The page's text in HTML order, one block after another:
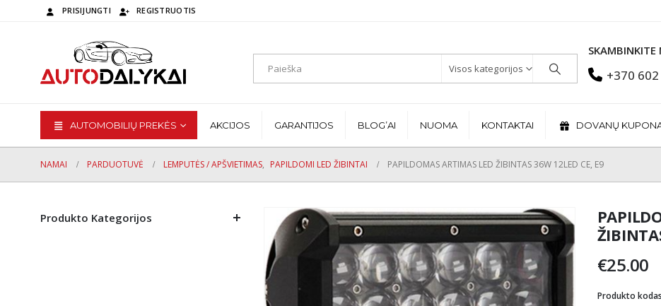
PRISIJUNGTI REGISTRUOTIS
Visos kategorijos
SKAMBINKITE
+370
AUTOMOBILIŲ PREKĖS AKCIJOS GARANTIJOS BLOG’AI NUOMA KONTAKTAI DOVANŲ
NAMAI PARDUOTUVĖ LEMPUTĖS / APŠVIETIMAS, PAPILDOMI LED ŽIBINTAI PAPILDOMAS ARTIMAS LED ŽIBINTAS 36W 12LED CE, E9
€25.00
Produkto
Produkto Kategorijos